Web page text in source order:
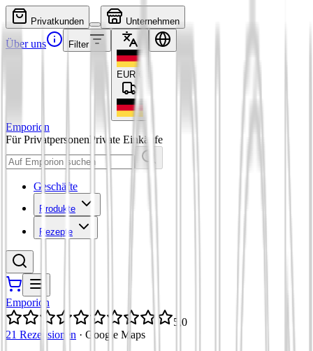
Privatkunden Unternehmen
Über uns Filter
EUR
Emporion
Für PrivatpersonenPrivate Einkäufe
Geschäfte
Produkte
Rezepte
Emporion
5,0
21 Rezensionen · Google Maps